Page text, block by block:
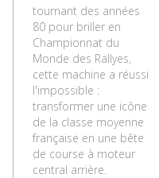
tournant des années
80 pour briller en
Championnat du
Monde des Rallyes,
cette machine a réussi
l'impossible :
transformer une icône
de la classe moyenne
française en une bête
de course à moteur
central arrière.